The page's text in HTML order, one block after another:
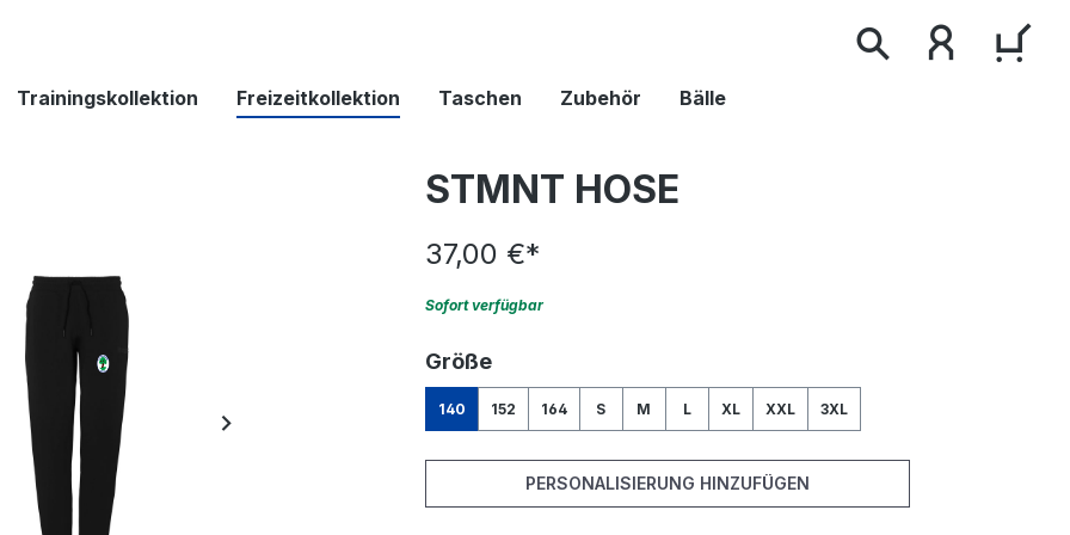
Trainingskollektion Freizeitkollektion Taschen Zubehör Bälle
STMNT HOSE
37,00 €*
Sofort verfügbar
Größeauswählen
140 152 164 S M L XL XXL 3XL
PERSONALISIERUNG HINZUFÜGEN